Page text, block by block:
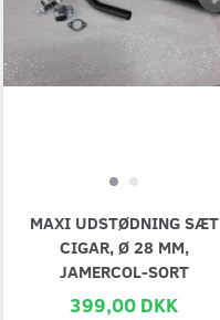
MAXI UDSTØDNING SÆT
CIGAR, Ø 28 MM,
JAMERCOL-SORT
399,00 DKK